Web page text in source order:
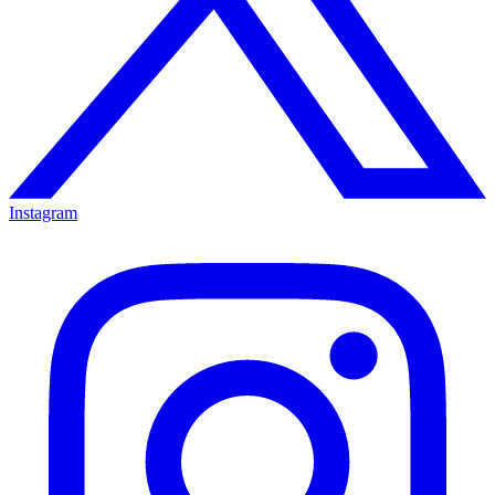
Instagram